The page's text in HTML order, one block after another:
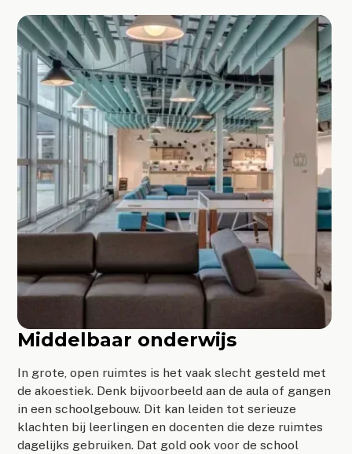
Middelbaar onderwijs
In grote, open ruimtes is het vaak slecht gesteld met
de akoestiek. Denk bijvoorbeeld aan de aula of gangen
in een schoolgebouw. Dit kan leiden tot serieuze
klachten bij leerlingen en docenten die deze ruimtes
dagelijks gebruiken. Dat gold ook voor de school